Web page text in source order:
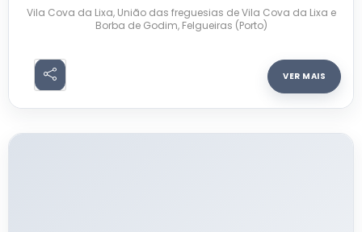
Vila Cova da Lixa, União das freguesias de Vila Cova da Lixa e
Borba de Godim, Felgueiras (Porto)
VER MAIS